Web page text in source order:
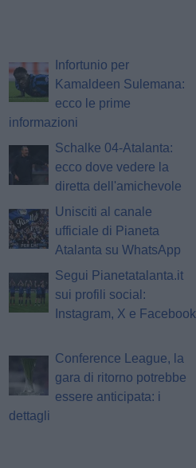
Infortunio per
Kamaldeen Sulemana:
ecco le prime
informazioni
Schalke 04-Atalanta:
ecco dove vedere la
diretta dell'amichevole
Unisciti al canale
ufficiale di Pianeta
Atalanta su WhatsApp
Segui Pianetatalanta.it
sui profili social:
Instagram, X e Facebook
Conference League, la
gara di ritorno potrebbe
essere anticipata: i
dettagli